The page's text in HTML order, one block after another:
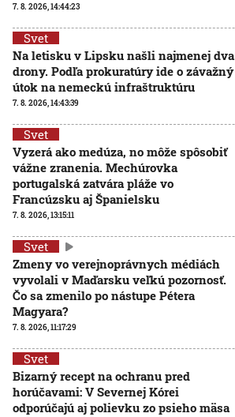
7. 8. 2026, 14:44:23
Svet
Na letisku v Lipsku našli najmenej dva
drony. Podľa prokuratúry ide o závažný
útok na nemeckú infraštruktúru
7. 8. 2026, 14:43:39
Svet
Vyzerá ako medúza, no môže spôsobiť
vážne zranenia. Mechúrovka
portugalská zatvára pláže vo
Francúzsku aj Španielsku
7. 8. 2026, 13:15:11
Svet
Zmeny vo verejnoprávnych médiách
vyvolali v Maďarsku veľkú pozornosť.
Čo sa zmenilo po nástupe Pétera
Magyara?
7. 8. 2026, 11:17:29
Svet
Bizarný recept na ochranu pred
horúčavami: V Severnej Kórei
odporúčajú aj polievku zo psieho mäsa